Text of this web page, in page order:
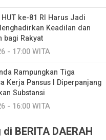
ke-81 RI Harus Jadi
Keadilan dan
bagi Rakyat
- 17:00 WITA
Rampungkan Tiga
Kerja Pansus I Diperpanjang
Substansi
- 16:00 WITA
BERITA DAERAH